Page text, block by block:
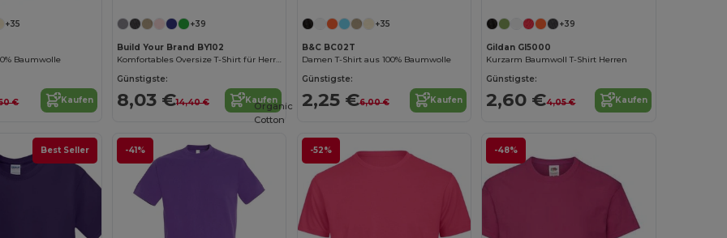
+35
Baumwolle
€ Kaufen
+39
Build Your Brand BY102
Komfortables Oversize T-Shirt für Herren
Günstigste:
8,03 €14,40 € Kaufen
+35
B&C BC02T
Damen T-Shirt aus 100% Baumwolle
Günstigste:
2,25 €6,00 € Kaufen
+39
Gildan GI5000
Kurzarm Baumwoll T-Shirt Herren
Günstigste:
2,60 €4,05 € Kaufen
Best Seller -41% -52%
Organic
Cotton
-48%